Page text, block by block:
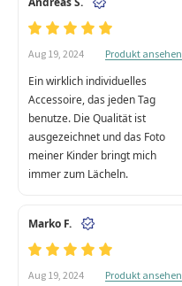
Aug 19, 2024 Produkt ansehen
Ein wirklich individuelles
Accessoire, das jeden Tag
benutze. Die Qualität ist
ausgezeichnet und das Foto
meiner Kinder bringt mich
immer zum Lächeln.
Marko F.
Aug 19, 2024 Produkt ansehen